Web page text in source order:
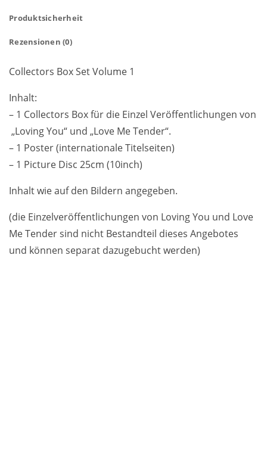
Produktsicherheit
Rezensionen (0)
Collectors Box Set Volume 1
Inhalt:
– 1 Collectors Box für die Einzel Veröffentlichungen von
„Loving You“ und „Love Me Tender“.
– 1 Poster (internationale Titelseiten)
– 1 Picture Disc 25cm (10inch)
Inhalt wie auf den Bildern angegeben.
(die Einzelveröffentlichungen von Loving You und Love
Me Tender sind nicht Bestandteil dieses Angebotes
und können separat dazugebucht werden)